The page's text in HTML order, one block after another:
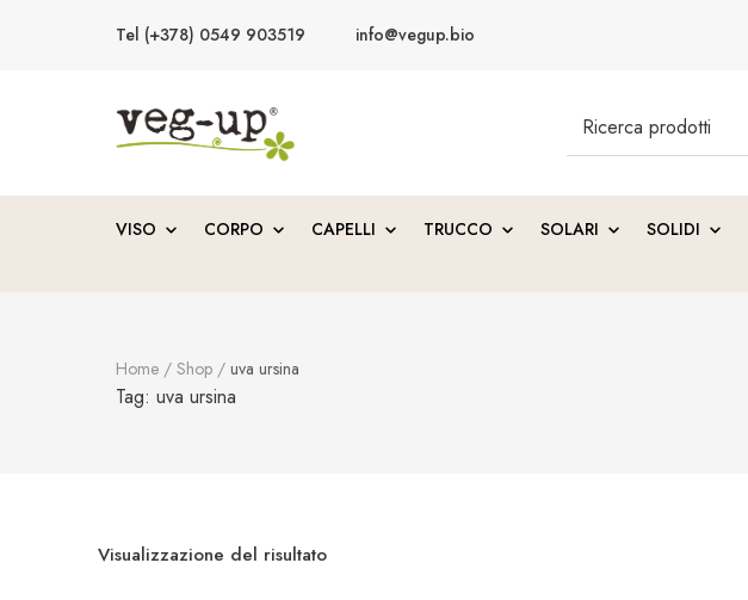
Tel (+378) 0549 903519 info@vegup.bio
VegUp.bio
Search
for:
VISO CORPO CAPELLI TRUCCO SOLARI SOLIDI
Home / Shop / uva ursina
Tag: uva ursina
Visualizzazione del risultato